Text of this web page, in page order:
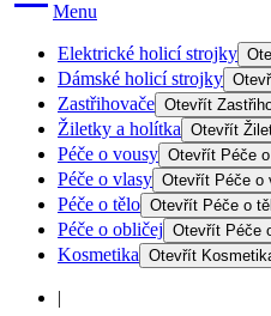
Menu
Elektrické holicí strojky
Dámské holicí strojky
Zastřihovače Otevřít
Žiletky a holítka Otevřít
Péče o vousy Otevřít Péče
Péče o vlasy Otevřít Péče o
Péče o tělo Otevřít Péče o
Péče o obličej Otevřít Péče
Kosmetika Otevřít
|